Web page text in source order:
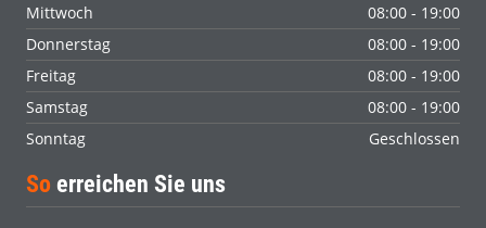
Mittwoch
08:00 - 19:00
Donnerstag
08:00 - 19:00
Freitag
08:00 - 19:00
Samstag
08:00 - 19:00
Sonntag
Geschlossen
So erreichen Sie uns